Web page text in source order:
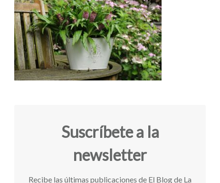
Suscríbete a la
newsletter
Recibe las últimas publicaciones de El Blog de La